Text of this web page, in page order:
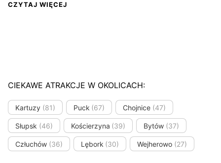
CZYTAJ WIĘCEJ
CIEKAWE ATRAKCJE W OKOLICACH:
Kartuzy (81) Puck (67) Chojnice (47)
Słupsk (46) Kościerzyna (39) Bytów (37)
Człuchów (36) Lębork (30) Wejherowo (27)